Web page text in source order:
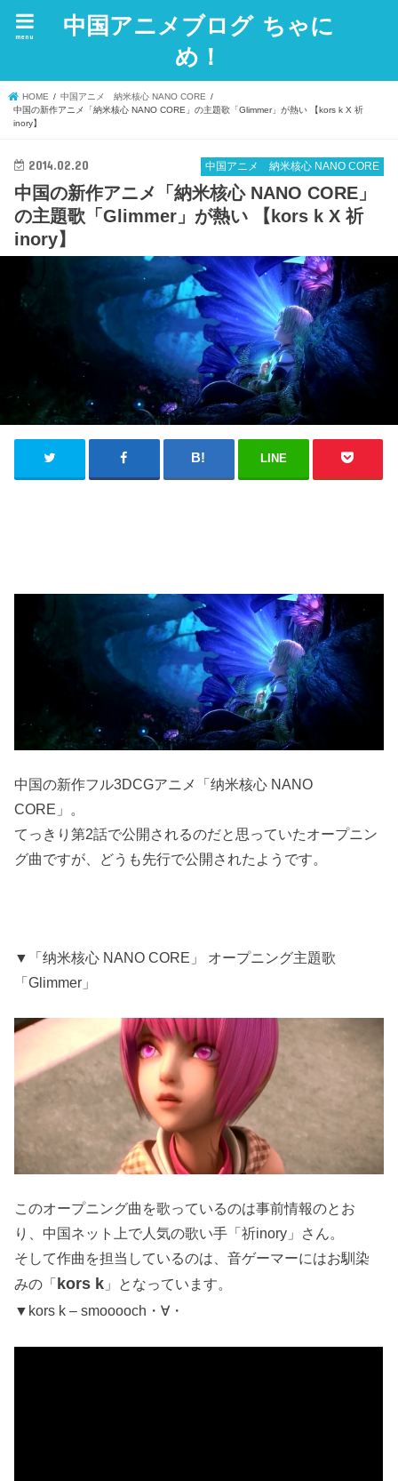
中国アニメブログ ちゃに
め！
menu
HOME
中国アニメ 納米核心 NANO CORE
中国の新作アニメ「納米核心 NANO CORE」の主題歌「Glimmer」が熱い 【kors k X 祈
inory】
中国アニメ 納米核心 NANO CORE
2014.02.20
中国の新作アニメ「納米核心 NANO CORE」
の主題歌「Glimmer」が熱い 【kors k X 祈
inory】
LINE
中国の新作フル3DCGアニメ「纳米核心 NANO
CORE」。
てっきり第2話で公開されるのだと思っていたオープニン
グ曲ですが、どうも先行で公開されたようです。
▼「纳米核心 NANO CORE」 オープニング主題歌
「Glimmer」
このオープニング曲を歌っているのは事前情報のとお
り、中国ネット上で人気の歌い手「祈inory」さん。
そして作曲を担当しているのは、音ゲーマーにはお馴染
みの「 kors k 」となっています。
▼kors k – smooooch・∀・